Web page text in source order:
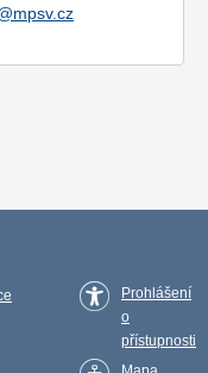
Prohlášení
o
přístupnosti